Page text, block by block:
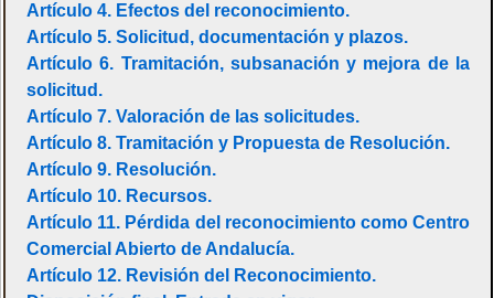
Artículo 4. Efectos del reconocimiento.
Artículo 5. Solicitud, documentación y plazos.
Artículo 6. Tramitación, subsanación y mejora de la
solicitud.
Artículo 7. Valoración de las solicitudes.
Artículo 8. Tramitación y Propuesta de Resolución.
Artículo 9. Resolución.
Artículo 10. Recursos.
Artículo 11. Pérdida del reconocimiento como Centro
Comercial Abierto de Andalucía.
Artículo 12. Revisión del Reconocimiento.